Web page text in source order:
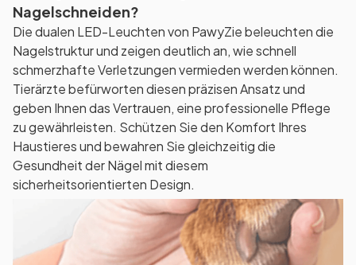
Nagelschneiden?
Die dualen LED-Leuchten von PawyZie beleuchten die
Nagelstruktur und zeigen deutlich an, wie schnell
schmerzhafte Verletzungen vermieden werden können.
Tierärzte befürworten diesen präzisen Ansatz und
geben Ihnen das Vertrauen, eine professionelle Pflege
zu gewährleisten. Schützen Sie den Komfort Ihres
Haustieres und bewahren Sie gleichzeitig die
Gesundheit der Nägel mit diesem
sicherheitsorientierten Design.